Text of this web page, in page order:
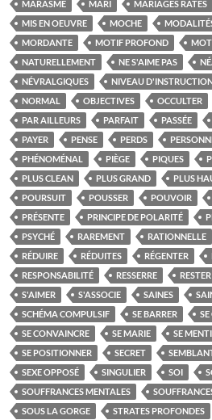
MARASME
MARI MARIAGES RATÉS
MIS EN OEUVRE
MOCHE
MORDANTE
MOTIF PROFOND
NATURELLEMENT
NE S'AIME PAS
NÉVRALGIQUES
NIVEAU
NORMAL
OBJECTIVES OCCULTER
PAR AILLEURS
PARFAIT PASSÉE
PAYER
PENSE PERDS
PHÉNOMÉNAL
PIÈGE PIQUES
PLUS CLEAN
PLUS GRAND PLUS
POURSUIT
POUSSER POUVOIR
PRÉSENTE
PRINCIPE DE POLARITÉ
PSYCHÉ
RAREMENT RATIONNELLE
RÉDUIRE
RÉDUITES RÉGENTER
RESPONSABILITÉ
RESSERRE RESTER
S'AIMER
S'ASSOCIE SAINES
SCHÉMA COMPULSIF
SE BARRER
SE CONVAINCRE
SE MARIE SE
SE POSITIONNER
SECRET
SEXE OPPOSÉ
SINGULIER SOI
SOUFFRANCES MENTALES
SOUS LA GORGE
STRATES PROFONDES